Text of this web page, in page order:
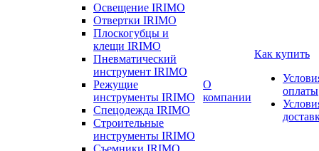
Освещение IRIMO
Отвертки IRIMO
Плоскогубцы и
клещи IRIMO
Пневматический
инструмент IRIMO
Режущие
инструменты IRIMO
Спецодежда IRIMO
Строительные
инструменты IRIMO
Съемники IRIMO
О
компании
Как купить
оплаты